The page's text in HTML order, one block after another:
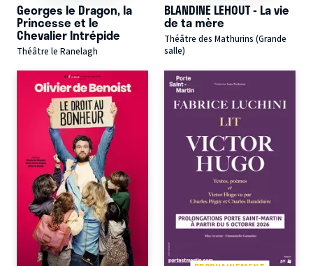
Georges le Dragon, la
Princesse et le
Chevalier Intrépide
Théâtre le Ranelagh
BLANDINE LEHOUT - La vie
de ta mère
Théâtre des Mathurins (Grande
salle)